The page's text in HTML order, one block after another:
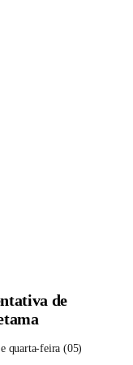
de
quarta-feira (05)